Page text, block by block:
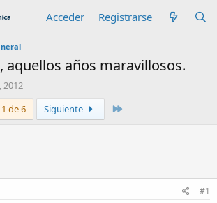
Acceder Registrarse
aquellos años maravillosos.
2012
1 de 6
Siguiente
#1